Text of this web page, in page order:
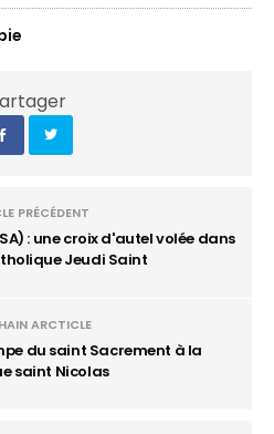
PRÉCÉDENT
: une croix d'autel volée dans
Jeudi Saint
ARCTICLE
du saint Sacrement à la
saint Nicolas